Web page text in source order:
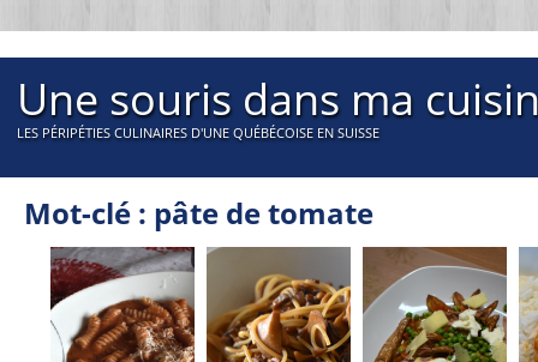
Une souris dans ma
LES PÉRIPÉTIES CULINAIRES D'UNE QUÉBÉCOISE EN SUISSE
Mot-clé : pâte de tomate